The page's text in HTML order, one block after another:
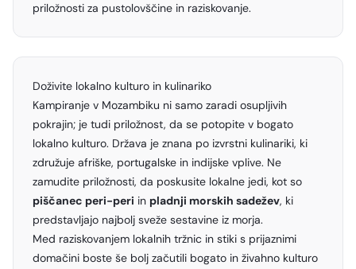
priložnosti za pustolovščine in raziskovanje.
Doživite lokalno kulturo in kulinariko
Kampiranje v Mozambiku ni samo zaradi osupljivih
pokrajin; je tudi priložnost, da se potopite v bogato
lokalno kulturo. Država je znana po izvrstni kulinariki, ki
združuje afriške, portugalske in indijske vplive. Ne
zamudite priložnosti, da poskusite lokalne jedi, kot so
piščanec peri-peri in pladnji morskih sadežev, ki
predstavljajo najbolj sveže sestavine iz morja.
Med raziskovanjem lokalnih tržnic in stiki s prijaznimi
domačini boste še bolj začutili bogato in živahno kulturo